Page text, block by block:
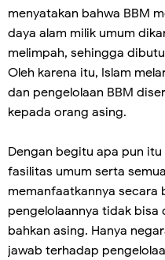
menyatakan bahwa BBM
daya alam milik umum
melimpah, sehingga
Oleh karena itu, Islam
dan pengelolaan BBM
kepada orang asing.
Dengan begitu apa pun
fasilitas umum serta
memanfaatkannya secara
pengelolaannya tidak bisa
bahkan asing. Hanya
jawab terhadap